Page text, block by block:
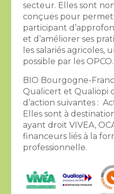
secteur. Elles sont
conçues pour
participant
et d’améliorer ses
les salariés agricoles,
possible par les OPCO.
BIO Bourgogne-
Qualicert et Qualiopi
d’action suivantes :
Elles sont à
ayant droit VIVEA,
financeurs liés à la
professionnelle.